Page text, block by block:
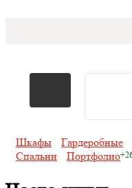
Шкафы Гардеробные
Спальни
Портфолио